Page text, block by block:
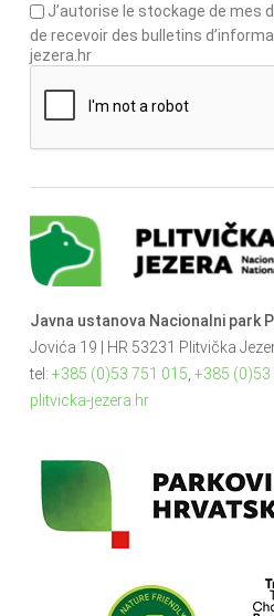
J’autorise le stockage de mes
de recevoir des bulletins
jezera.hr
Javna ustanova Nacionalni park
Jovića 19 | HR 53231 Plitvička
tel: +385 (0)53 751 015 +385 (0)53
plitvicka-jezera.hr